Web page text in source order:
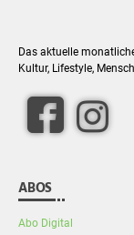
Das aktuelle
Kultur, Lifestyle,
ABOS
Abo Digital